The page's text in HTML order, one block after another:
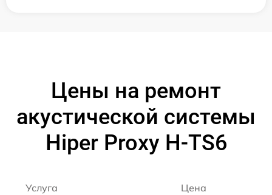
Цены на ремонт
акустической системы
Hiper Proxy H-TS6
Услуга Цена